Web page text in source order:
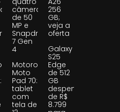
câmeras
de 50
MP e
Snapdragon
7 Gen
4
Motorola
Moto
Pad 70:
tablet
com
tela de
256
GB;
veja a
oferta
Galaxy
S25
Edge
de 512
GB
despenca
de R$
8.799